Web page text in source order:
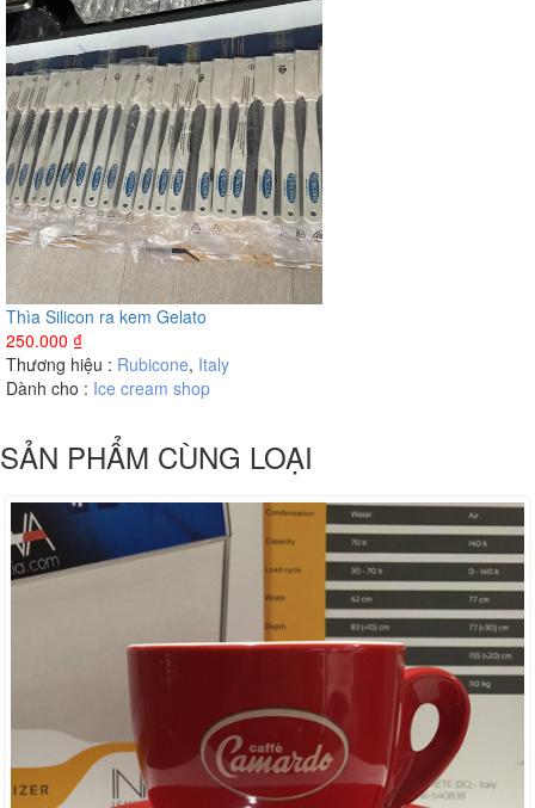
Thìa Silicon ra kem Gelato
250.000 ₫
Thương hiệu : Rubicone, Italy
Dành cho : Ice cream shop
SẢN PHẨM CÙNG LOẠI